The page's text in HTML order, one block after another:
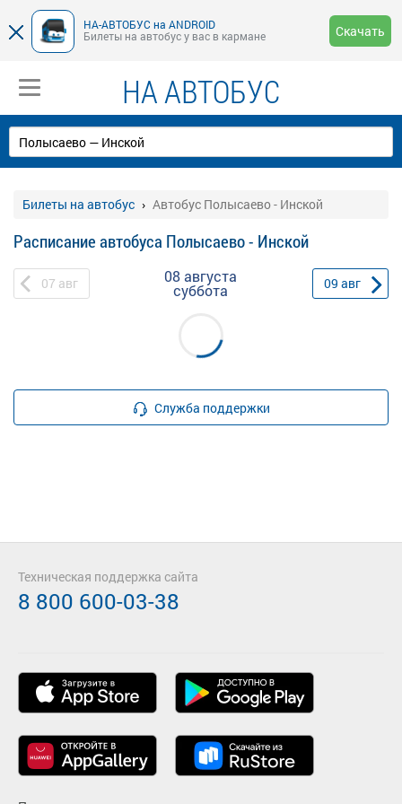
НА-АВТОБУС на ANDROID
Билеты на автобус у вас в кармане
Скачать
НА АВТОБУС
Билеты на автобус Автобус Полысаево - Инской
Расписание автобуса Полысаево - Инской
07 авг 08 августа
суббота 09 авг
Служба поддержки
Техническая поддержка сайта
8 800 600-03-38